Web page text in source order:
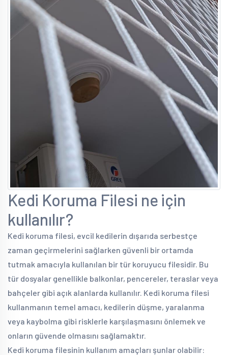
Kedi Koruma Filesi ne için
kullanılır?
Kedi koruma filesi, evcil kedilerin dışarıda serbestçe
zaman geçirmelerini sağlarken güvenli bir ortamda
tutmak amacıyla kullanılan bir tür koruyucu filesidir. Bu
tür dosyalar genellikle balkonlar, pencereler, teraslar veya
bahçeler gibi açık alanlarda kullanılır. Kedi koruma filesi
kullanmanın temel amacı, kedilerin düşme, yaralanma
veya kaybolma gibi risklerle karşılaşmasını önlemek ve
onların güvende olmasını sağlamaktır.
Kedi koruma filesinin kullanım amaçları şunlar olabilir: